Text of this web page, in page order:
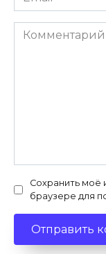
*
Комментарий
Сохранить моё
браузере для